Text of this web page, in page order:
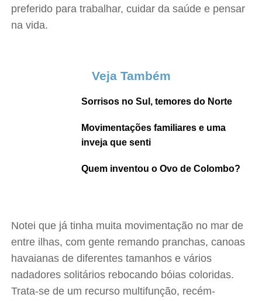
preferido para trabalhar, cuidar da saúde e pensar
na vida.
Veja Também
Sorrisos no Sul, temores do Norte
Movimentações familiares e uma
inveja que senti
Quem inventou o Ovo de Colombo?
Notei que já tinha muita movimentação no mar de
entre ilhas, com gente remando pranchas, canoas
havaianas de diferentes tamanhos e vários
nadadores solitários rebocando bóias coloridas.
Trata-se de um recurso multifunção, recém-